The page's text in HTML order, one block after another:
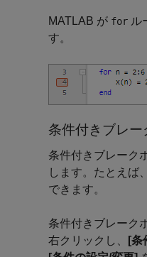
MATLAB が for ル
す。
条件付きブレー
条件付きブレーク
します。たとえば
できます。
条件付きブレーク
右クリックし、
[条